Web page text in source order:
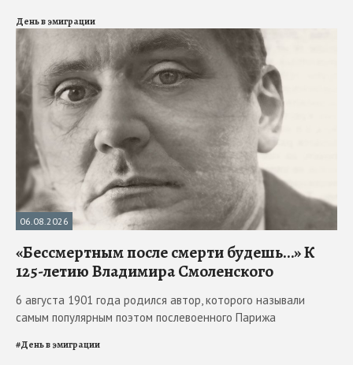
День в эмиграции
06.08.2026
«Бессмертным после смерти будешь…» К
125-летию Владимира Смоленского
6 августа 1901 года родился автор, которого называли
самым популярным поэтом послевоенного Парижа
#День в эмиграции